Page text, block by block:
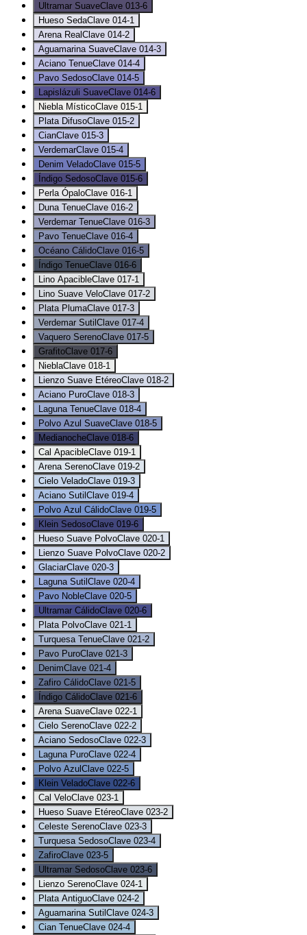
Ultramar SuaveClave 013-6
Hueso SedaClave 014-1
Arena RealClave 014-2
Aguamarina SuaveClave 014-3
Aciano TenueClave 014-4
Pavo SedosoClave 014-5
Lapislázuli SuaveClave 014-6
Niebla MísticoClave 015-1
Plata DifusoClave 015-2
CianClave 015-3
VerdemarClave 015-4
Denim VeladoClave 015-5
Índigo SedosoClave 015-6
Perla ÓpaloClave 016-1
Duna TenueClave 016-2
Verdemar TenueClave 016-3
Pavo TenueClave 016-4
Océano CálidoClave 016-5
Índigo TenueClave 016-6
Lino ApacibleClave 017-1
Lino Suave VeloClave 017-2
Plata PlumaClave 017-3
Verdemar SutilClave 017-4
Vaquero SerenoClave 017-5
GrafitoClave 017-6
NieblaClave 018-1
Lienzo Suave EtéreoClave 018-2
Aciano PuroClave 018-3
Laguna TenueClave 018-4
Polvo Azul SuaveClave 018-5
MedianocheClave 018-6
Cal ApacibleClave 019-1
Arena SerenoClave 019-2
Cielo VeladoClave 019-3
Aciano SutilClave 019-4
Polvo Azul CálidoClave 019-5
Klein SedosoClave 019-6
Hueso Suave PolvoClave 020-1
Lienzo Suave PolvoClave 020-2
GlaciarClave 020-3
Laguna SutilClave 020-4
Pavo NobleClave 020-5
Ultramar CálidoClave 020-6
Plata PolvoClave 021-1
Turquesa TenueClave 021-2
Pavo PuroClave 021-3
DenimClave 021-4
Zafiro CálidoClave 021-5
Índigo CálidoClave 021-6
Arena SuaveClave 022-1
Cielo SerenoClave 022-2
Aciano SedosoClave 022-3
Laguna PuroClave 022-4
Polvo AzulClave 022-5
Klein VeladoClave 022-6
Cal VeloClave 023-1
Hueso Suave EtéreoClave 023-2
Celeste SerenoClave 023-3
Turquesa SedosoClave 023-4
ZafiroClave 023-5
Ultramar SedosoClave 023-6
Lienzo SerenoClave 024-1
Plata AntiguoClave 024-2
Aguamarina SutilClave 024-3
Cian TenueClave 024-4